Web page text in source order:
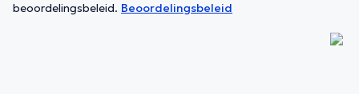
beoordelingsbeleid. Beoordelingsbeleid